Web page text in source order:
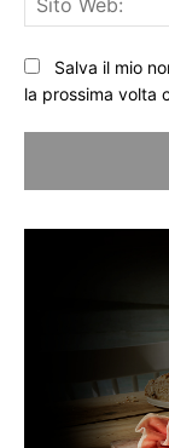
Salva il mio
la prossima volta